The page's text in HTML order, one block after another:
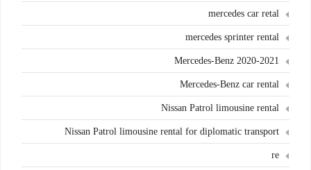
mercedes car retal
mercedes sprinter rental
Mercedes-Benz 2020-2021
Mercedes-Benz car rental
Nissan Patrol limousine rental
Nissan Patrol limousine rental for diplomatic transport
re